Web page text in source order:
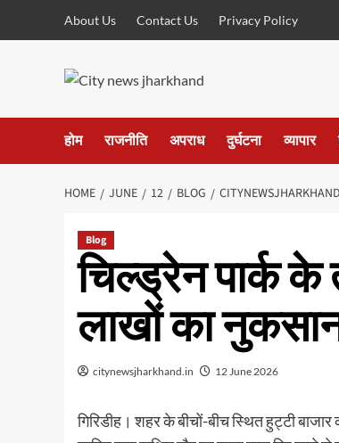
About Us Contact Us Privacy Policy
होम राजनीति अपराध दुर्घटना व्यापार
HOME JUNE 12 BLOG
Blog
चिल्ड्रेन पार्क
लाखों का
citynewsjharkhand.in 12 June 2026
गिरिडीह। शहर के बीचों-बीच स्थित हुट्टी